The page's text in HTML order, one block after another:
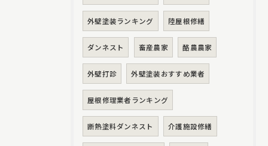
外壁塗装ランキング 陸屋根修繕
ダンネスト 畜産農家 酪農農家
外壁打診 外壁塗装おすすめ業者
屋根修理業者ランキング
断熱塗料ダンネスト 介護施設修繕